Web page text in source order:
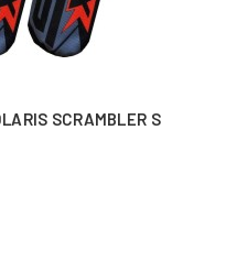
SCRAMBLER S